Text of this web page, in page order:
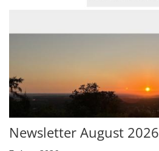
Newsletter August 2026